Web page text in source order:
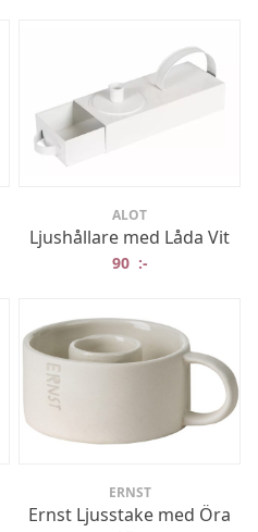
ALOT
Ljushållare med Låda Vit
90 :-
ERNST
Ernst Ljusstake med Öra